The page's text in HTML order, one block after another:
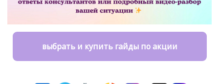
выбрать и купить гайды по акции